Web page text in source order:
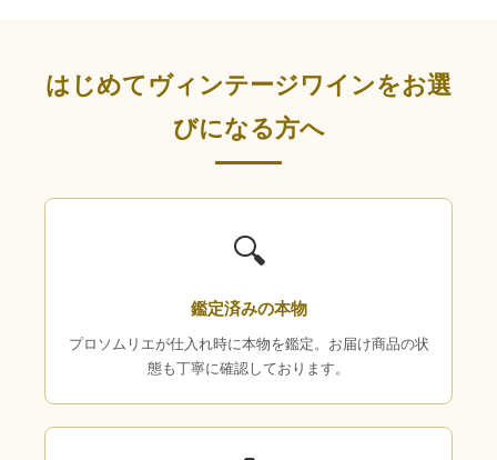
はじめてヴィンテージワインをお選
びになる方へ
🔍
鑑定済みの本物
プロソムリエが仕入れ時に本物を鑑定。お届け商品の状
態も丁寧に確認しております。